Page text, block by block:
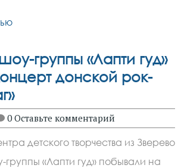
группы «Лапти гуд»
донской рок-
0 Оставьте комментарий
детского творчества из Зверево
«Лапти гуд» побывали на